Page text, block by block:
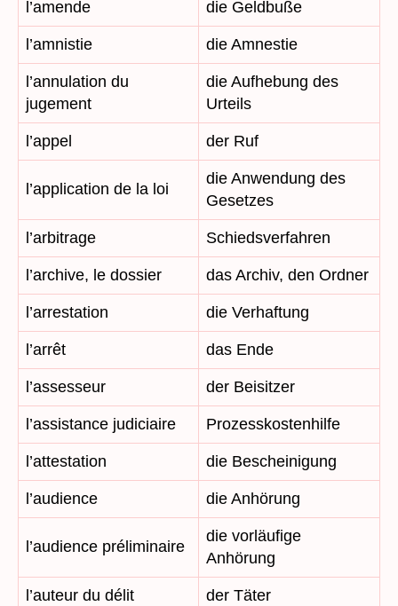
l’amende die Geldbuße
l’amnistie die Amnestie
l’annulation du
jugement
die Aufhebung des
Urteils
l’appel der Ruf
l’application de la loi
die Anwendung des
Gesetzes
l’arbitrage Schiedsverfahren
l’archive, le dossier das Archiv, den Ordner
l’arrestation die Verhaftung
l’arrêt das Ende
l’assesseur der Beisitzer
l’assistance judiciaire Prozesskostenhilfe
l’attestation die Bescheinigung
l’audience die Anhörung
l’audience préliminaire
die vorläufige
Anhörung
l’auteur du délit der Täter